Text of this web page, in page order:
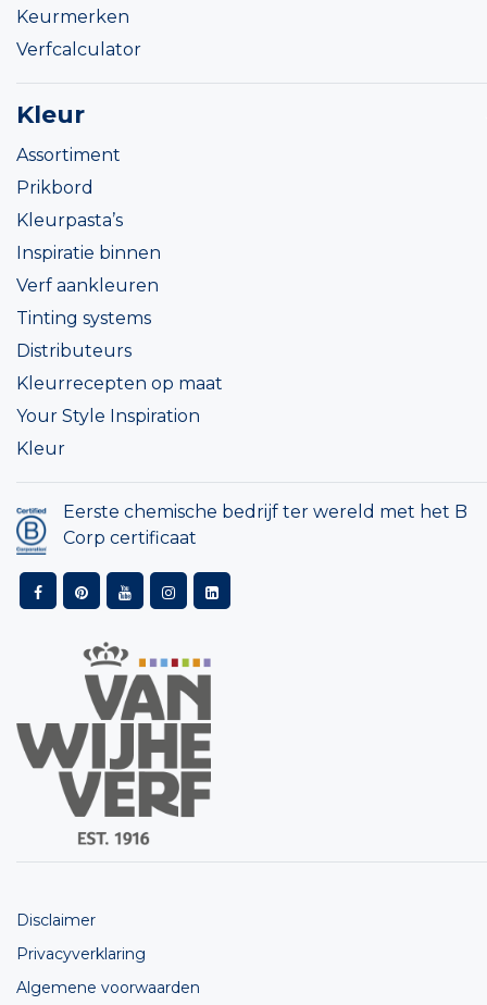
Keurmerken
Verfcalculator
Kleur
Assortiment
Prikbord
Kleurpasta’s
Inspiratie binnen
Verf aankleuren
Tinting systems
Distributeurs
Kleurrecepten op maat
Your Style Inspiration
Kleur
Eerste chemische bedrijf ter wereld met het B
Corp certificaat
Disclaimer
Privacyverklaring
Algemene voorwaarden